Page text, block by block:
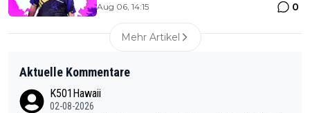
Aug 06, 14:15 0
Mehr Artikel
Aktuelle Kommentare
K501Hawaii
02-08-2026